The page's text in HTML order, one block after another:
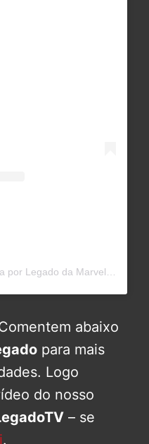
Uma publicação compartilhada por Legado da Marvel (@legadodamarvel)
abaixo
para mais
Logo
do nosso
– se
.